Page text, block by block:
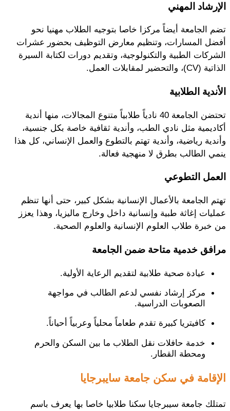
الإرشاد المهني
تضم الجامعة أيضاً مركزا خاصا بتوجيه الطلاب مهنيا نحو
أفضل المسارات، وتنظيم معارض التوظيف بحضور عشرات
الشركات الطبية والتكنولوجية، وتقديم دورات لكتابة السيرة
الذاتية (CV)، والتحضير لمقابلات العمل.
الأندية الطلابية
تحتضن الجامعة 40 نادياً طلابياً متنوع المجالات، منها أندية
أكاديمية مثل نادي الطب، وأندية ثقافية خاصة بكل جنسية،
وأندية رياضية، وأندية تهتم بالتطوع والعمل الإنساني، كل هذا
ينمي الطالب بطرق لا منهجية فعالة.
العمل التطوعي
تهتم الجامعة بالأعمال الإنسانية بشكل كبير، حتى أنها تنظم
عمليات إغاثة طبية وإنسانية داخل وخارج ماليزيا، وهذا يعزز
من خبرة طلاب العلوم الإنسانية والعلوم الصحية.
مرافق خدمية متاحة ضمن الجامعة
عيادة صحية طلابية لتقديم الرعاية الأولية.
مركز إرشاد نفسي لدعم الطالب في مواجهة
الصعوبات الدراسية.
كافيتريا كبيرة تقدم طعاماً محلياً وعربياً أحياناً.
خدمة حافلات نقل الطلاب ما بين السكن والحرم
ومحطة القطار.
الإقامة في سكن جامعة سايبرجايا
تمتلك جامعة سيبرجايا سكنا طلابيا خاصا بها يعرف باسم